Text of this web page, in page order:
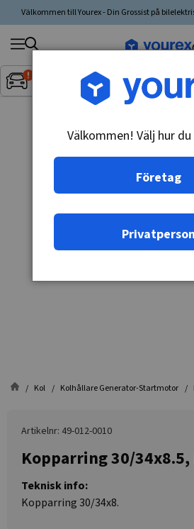
Välkommen till Yourex - Din Grossist på
Inget fordon valt▼
Sök
produkt,
tillverkare,
Kol Kolhållare Generator-Startmotor
Artikelnr: 49-012-0010
Kopparring 30/34x8.5,
Teknisk info:
Kopparring 30/34x8.
Välkommen! Välj hur
Företag
Privatperson